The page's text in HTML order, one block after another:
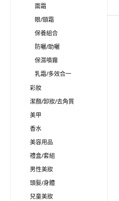
面霜
眼/頸霜
保養組合
防曬/助曬
保濕噴霧
乳霜/多效合一
彩妝
潔顏/卸妝/去角質
美甲
香水
美容用品
禮盒/套組
男性美妝
頭髮/身體
兒童美妝